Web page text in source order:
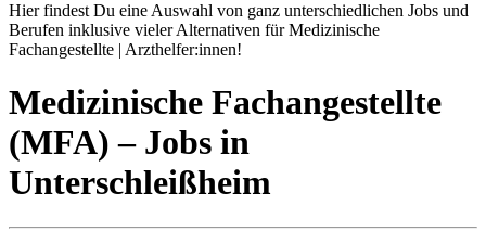
Hier findest Du eine Auswahl von ganz unterschiedlichen Jobs und
Berufen inklusive vieler Alternativen für Medizinische
Fachangestellte | Arzthelfer:innen!
Medizinische Fachangestellte
(MFA) – Jobs in
Unterschleißheim